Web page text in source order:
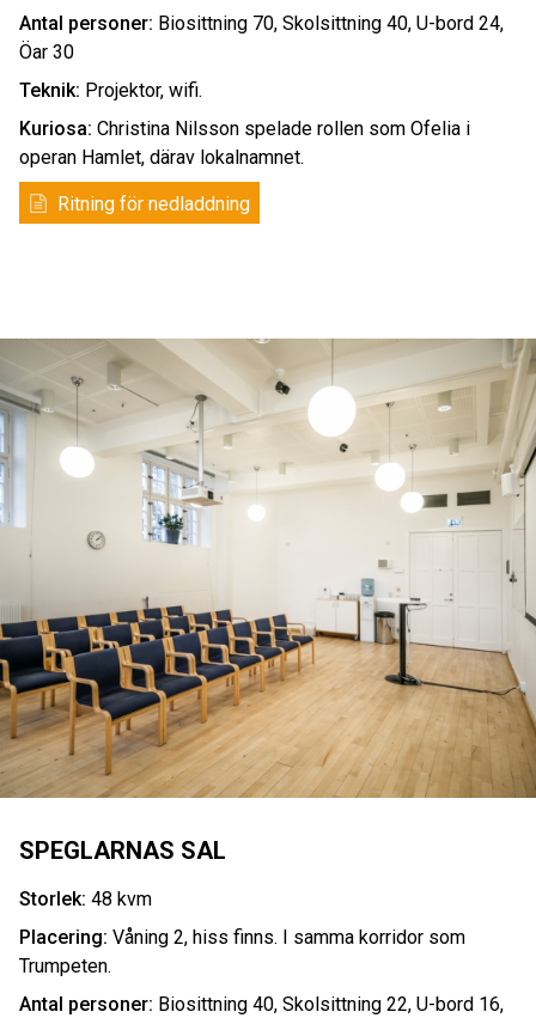
Antal personer: Biosittning 70, Skolsittning 40, U-bord 24,
Öar 30
Teknik: Projektor, wifi.
Kuriosa: Christina Nilsson spelade rollen som Ofelia i
operan Hamlet, därav lokalnamnet.
Ritning för nedladdning
SPEGLARNAS SAL
Storlek: 48 kvm
Placering: Våning 2, hiss finns. I samma korridor som
Trumpeten.
Antal personer: Biosittning 40, Skolsittning 22, U-bord 16,